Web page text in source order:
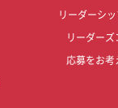
リーダーシ
リーダーズ
応募をお考